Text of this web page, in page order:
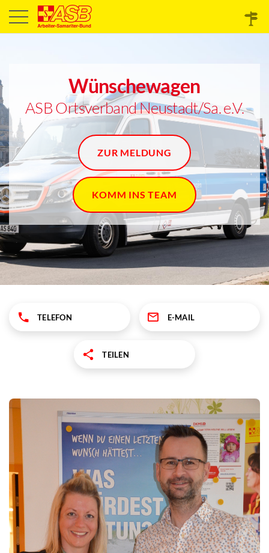
Wünschewagen
ASB Ortsverband Neustadt/Sa. e.V.
ZUR MELDUNG
KOMM INS TEAM
TELEFON E-MAIL
TEILEN